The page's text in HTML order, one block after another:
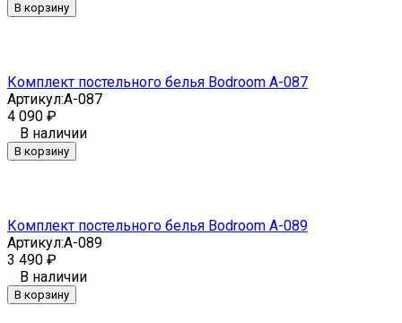
В корзину
Комплект постельного белья Bodroom A-087
Артикул:A-087
4 090 ₽
В наличии
В корзину
Комплект постельного белья Bodroom A-089
Артикул:A-089
3 490 ₽
В наличии
В корзину